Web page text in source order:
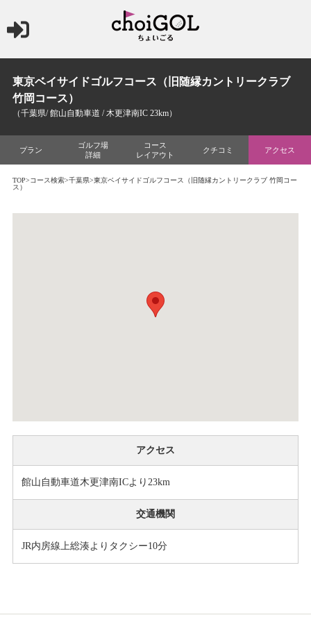
東京ベイサイドゴルフコース（旧随縁カントリークラブ
竹岡コース）
（千葉県/ 館山自動車道 / 木更津南IC 23km）
プラン
ゴルフ場
詳細
コース
レイアウト
クチコミ アクセス
TOP>コース検索>千葉県>東京ベイサイドゴルフコース（旧随縁カントリークラブ 竹岡コー
ス）
アクセス
館山自動車道木更津南ICより23km
交通機関
JR内房線上総湊よりタクシー10分